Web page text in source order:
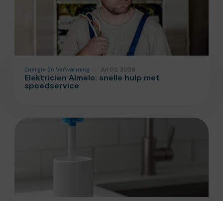
Energie En Verwarming Jul 02, 2026
Elektricien Almelo: snelle hulp met
spoedservice